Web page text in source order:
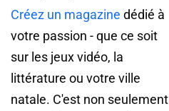
Créez un magazine dédié à
votre passion - que ce soit
sur les jeux vidéo, la
littérature ou votre ville
natale. C'est non seulement